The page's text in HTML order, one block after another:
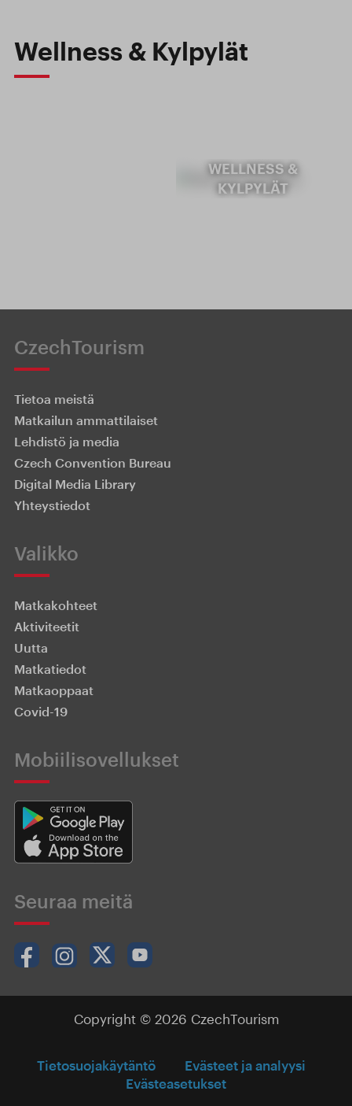
Wellness & Kylpylät
WELLNESS &
KYLPYLÄT
CzechTourism
Tietoa meistä
Matkailun ammattilaiset
Lehdistö ja media
Czech Convention Bureau
Digital Media Library
Yhteystiedot
Valikko
Matkakohteet
Aktiviteetit
Uutta
Matkatiedot
Matkaoppaat
Covid-19
Mobiilisovellukset
Seuraa meitä
Copyright © 2026 CzechTourism
Tietosuojakäytäntö
Evästeet ja analyysi
Evästeasetukset